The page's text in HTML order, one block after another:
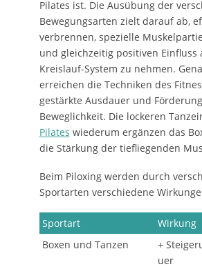
Pilates ist. Die Ausübung der
Bewegungsarten zielt darauf ab,
verbrennen, spezielle
und gleichzeitig positiven Einfluss
Kreislauf-System zu nehmen.
erreichen die Techniken des
gestärkte Ausdauer und
Beweglichkeit. Die lockeren
Pilates wiederum ergänzen das
die Stärkung der tiefliegenden
Beim Piloxing werden durch
Sportarten verschiedene
Sportart
Wirkung
Boxen und Tanzen
+
uer